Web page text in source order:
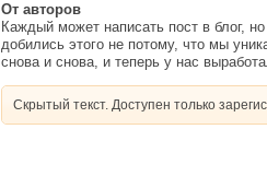
От авторов
Каждый может написать пост в блог,
добились этого не потому, что мы
снова и снова, и теперь у нас
Скрытый текст. Доступен только